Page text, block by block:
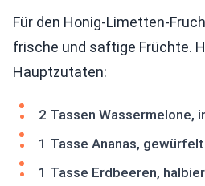
Für den Honig-Limetten-
frische und saftige Früchte.
Hauptzutaten:
2 Tassen Wassermelone,
1 Tasse Ananas, gewürfelt
1 Tasse Erdbeeren,